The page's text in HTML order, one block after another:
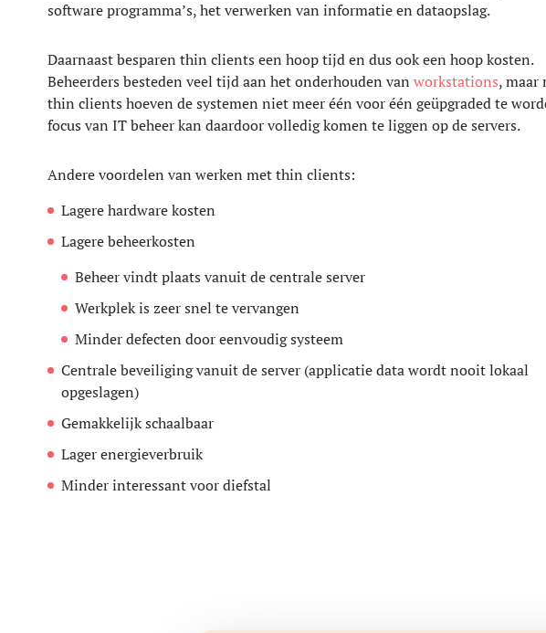
software programma’s, het verwerken van informatie en dataopslag.
Daarnaast besparen thin clients een hoop tijd en dus ook een hoop kosten.
Beheerders besteden veel tijd aan het onderhouden van workstations, maar
thin clients hoeven de systemen niet meer één voor één geüpgraded te
focus van IT beheer kan daardoor volledig komen te liggen op de servers.
Andere voordelen van werken met thin clients:
Lagere hardware kosten
Lagere beheerkosten
Beheer vindt plaats vanuit de centrale server
Werkplek is zeer snel te vervangen
Minder defecten door eenvoudig systeem
Centrale beveiliging vanuit de server (applicatie data wordt nooit lokaal
opgeslagen)
Gemakkelijk schaalbaar
Lager energieverbruik
Minder interessant voor diefstal